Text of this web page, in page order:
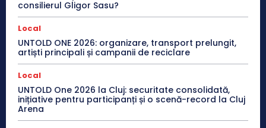
consilierul Gligor Sasu?
Local
UNTOLD ONE 2026: organizare, transport prelungit,
artiști principali și campanii de reciclare
Local
UNTOLD One 2026 la Cluj: securitate consolidată,
inițiative pentru participanți și o scenă-record la Cluj
Arena